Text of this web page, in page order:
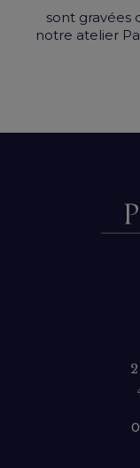
sont gravées
notre atelier